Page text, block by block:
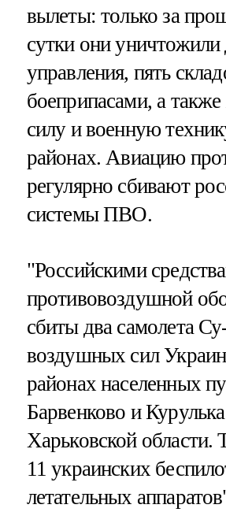
вылеты: только за
сутки они уничтожили
управления, пять
боеприпасами, а
силу и военную
районах. Авиацию
регулярно сбивают
системы ПВО.
"Российскими
противовоздушной
сбиты два самолета
воздушных сил
районах населенных
Барвенково и Курулька
Харьковской области.
11 украинских
летательных